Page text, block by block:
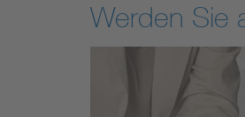
Werden Sie